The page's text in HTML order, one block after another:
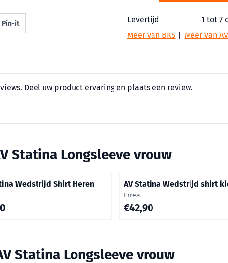
Pin-it Levertijd
1 tot 7
Meer van BKS
Meer van
Deel uw product ervaring en plaats een review.
Statina Longsleeve vrouw
Wedstrijd Shirt Heren AV Statina Wedstrijd shirt
Merk:
Errea
Prijs: 42,90
€42,90
Statina Longsleeve vrouw